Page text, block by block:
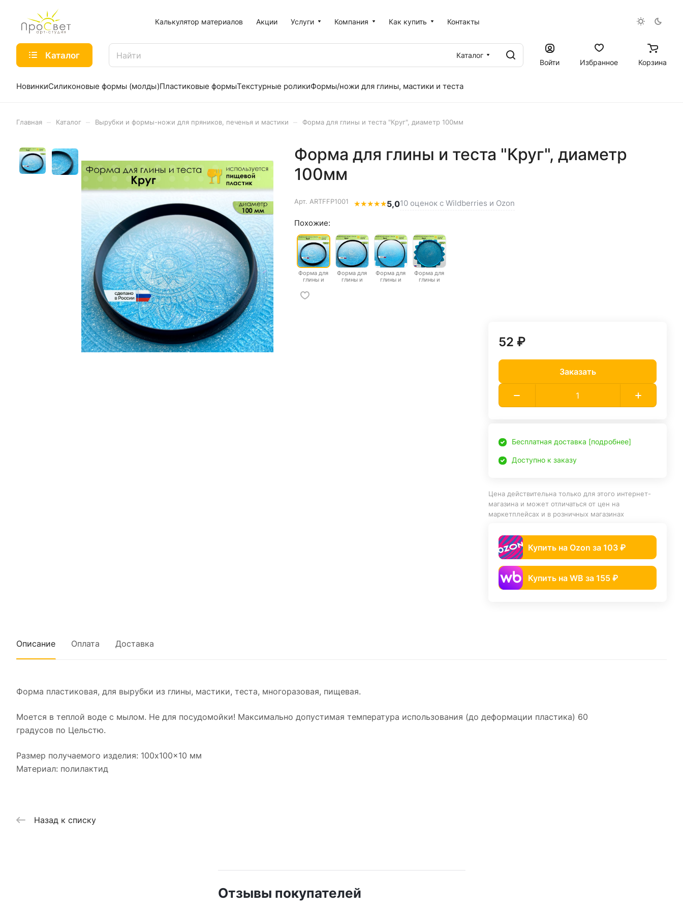
Калькулятор материалов Акции Услуги Компания Как купить Контакты
Каталог
Каталог
Войти
Избранное Корзина
НовинкиСиликоновые формы (молды)Пластиковые формыТекстурные роликиФормы/ножи для глины, мастики и теста
Главная Каталог Вырубки и формы-ножи для пряников, печенья и мастики Форма для глины и теста "Круг", диаметр 100мм
Форма для глины и теста "Круг", диаметр
100мм
Арт. ARTFFP1001 ★★★★★5,010 оценок с Wildberries и Ozon
Похожие:
Форма для
глины и
диаметр
100мм
Форма для
глины и
Форма для
глины и
Форма для
глины и
52 ₽
Заказать
Бесплатная доставка [подробнее]
Доступно к заказу
Цена действительна только для этого интернет-
магазина и может отличаться от цен на
маркетплейсах и в розничных магазинах
Купить на Ozon за 103 ₽
Купить на WB за 155 ₽
Описание Оплата Доставка
Форма пластиковая, для вырубки из глины, мастики, теста, многоразовая, пищевая.
Моется в теплой воде с мылом. Не для посудомойки! Максимально допустимая температура использования (до деформации пластика) 60
градусов по Цельстю.
Размер получаемого изделия: 100x100x10 мм
Материал: полилактид
Назад к списку
Отзывы покупателей